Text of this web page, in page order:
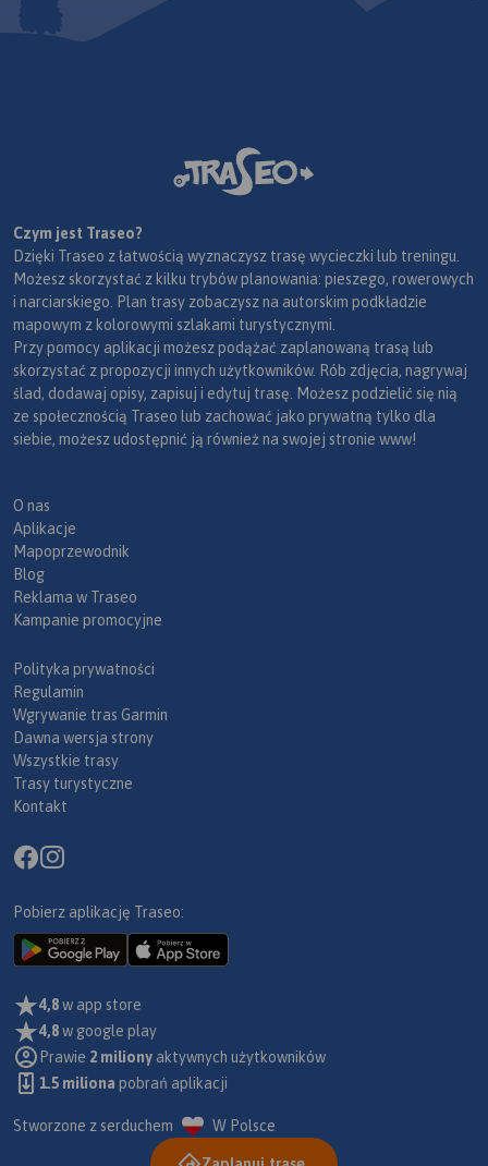
Czym jest Traseo?
Dzięki Traseo z łatwością wyznaczysz trasę wycieczki lub treningu.
Możesz skorzystać z kilku trybów planowania: pieszego, rowerowych
i narciarskiego. Plan trasy zobaczysz na autorskim podkładzie
mapowym z kolorowymi szlakami turystycznymi.
Przy pomocy aplikacji możesz podążać zaplanowaną trasą lub
skorzystać z propozycji innych użytkowników. Rób zdjęcia, nagrywaj
ślad, dodawaj opisy, zapisuj i edytuj trasę. Możesz podzielić się nią
ze społecznością Traseo lub zachować jako prywatną tylko dla
siebie, możesz udostępnić ją również na swojej stronie www!
O nas
Aplikacje
Mapoprzewodnik
Blog
Reklama w Traseo
Kampanie promocyjne
Polityka prywatności
Regulamin
Wgrywanie tras Garmin
Dawna wersja strony
Wszystkie trasy
Trasy turystyczne
Kontakt
Pobierz aplikację Traseo:
4,8w app store
4,8w google play
Prawie 2 miliony aktywnych użytkowników
1.5 miliona pobrań aplikacji
Stworzone z serduchem W Polsce